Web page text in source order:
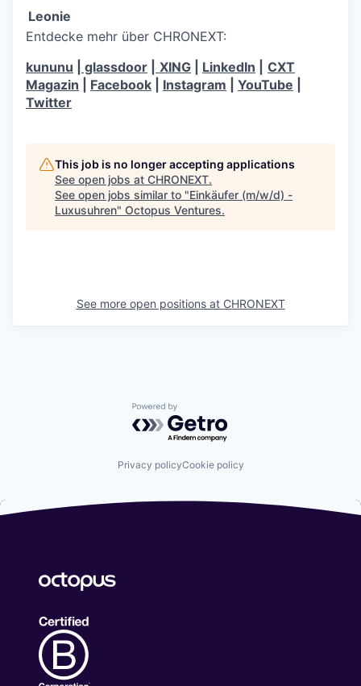
Leonie
Entdecke mehr über CHRONEXT:
kununu
glassdoor XING LinkedIn
CXT
Magazin
Facebook Instagram YouTube
Twitter
This job is no longer accepting applications
See open jobs at CHRONEXT.
See open jobs similar to "Einkäufer (m/w/d) -
Luxusuhren" Octopus Ventures.
See more open positions at CHRONEXT
Powered by Getro.com
Privacy policyCookie policy